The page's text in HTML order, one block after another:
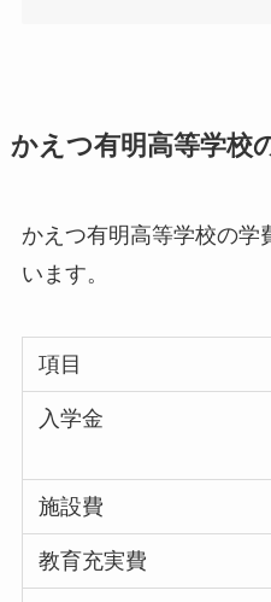
かえつ有明高等学校
かえつ有明高等学校の学
います。
項目
入学金
施設費
教育充実費